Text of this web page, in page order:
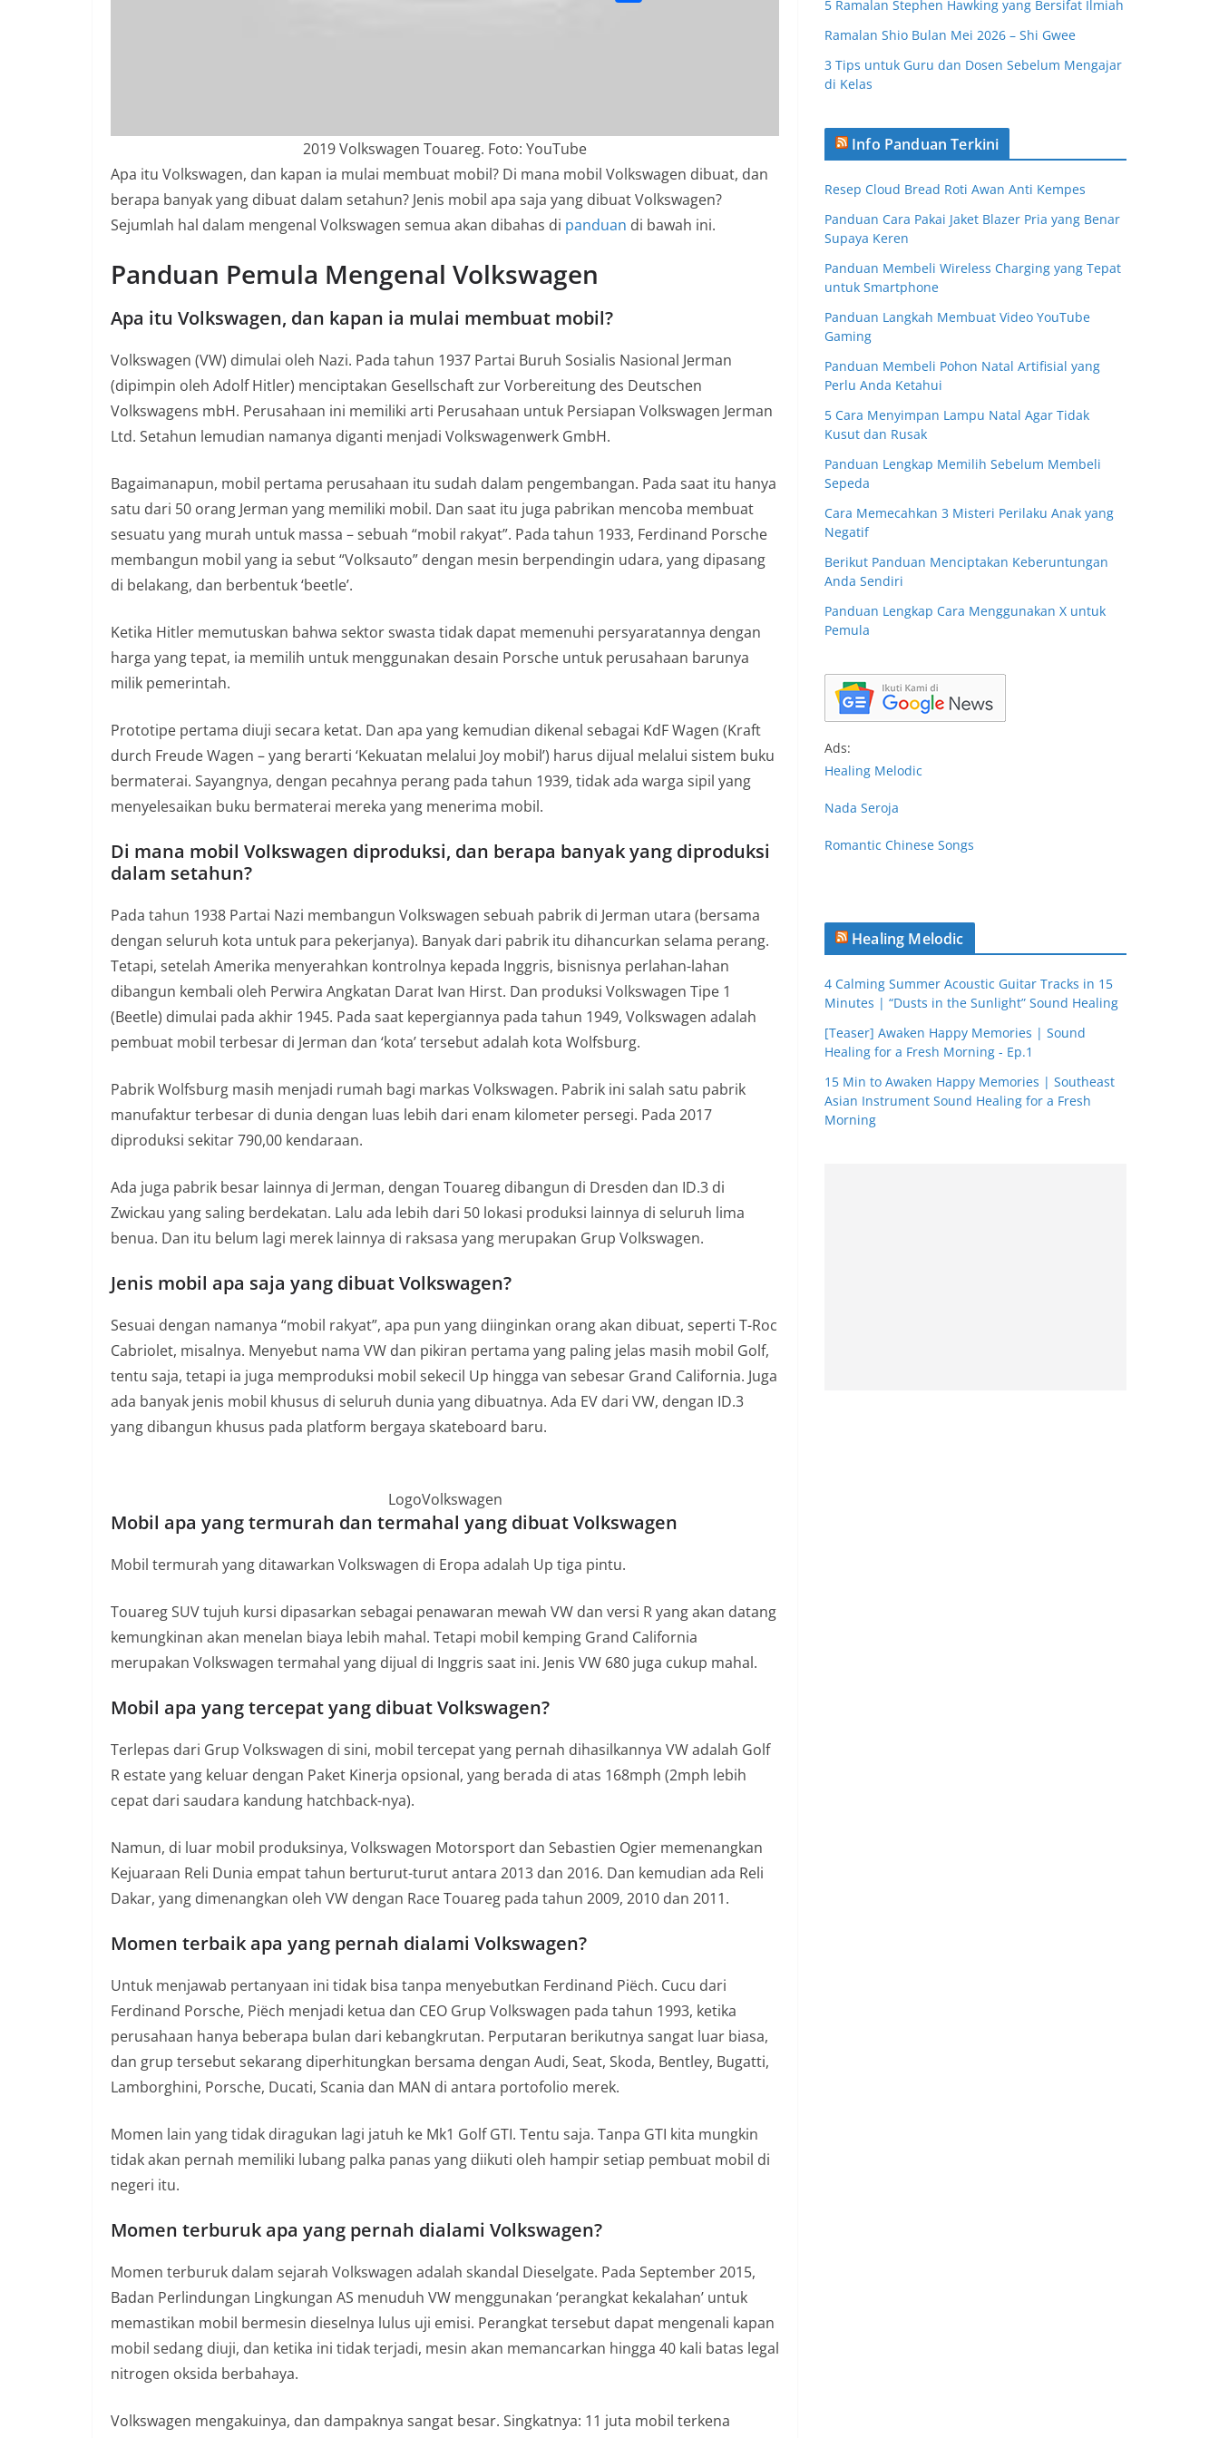
2019 Volkswagen Touareg. Foto: YouTube
Apa itu Volkswagen, dan kapan ia mulai membuat mobil? Di mana mobil Volkswagen dibuat, dan
berapa banyak yang dibuat dalam setahun? Jenis mobil apa saja yang dibuat Volkswagen?
Sejumlah hal dalam mengenal Volkswagen semua akan dibahas di panduan di bawah ini.
Panduan Pemula Mengenal Volkswagen
Apa itu Volkswagen, dan kapan ia mulai membuat mobil?
Volkswagen (VW) dimulai oleh Nazi. Pada tahun 1937 Partai Buruh Sosialis Nasional Jerman
(dipimpin oleh Adolf Hitler) menciptakan Gesellschaft zur Vorbereitung des Deutschen
Volkswagens mbH. Perusahaan ini memiliki arti Perusahaan untuk Persiapan Volkswagen Jerman
Ltd. Setahun lemudian namanya diganti menjadi Volkswagenwerk GmbH.
Bagaimanapun, mobil pertama perusahaan itu sudah dalam pengembangan. Pada saat itu hanya
satu dari 50 orang Jerman yang memiliki mobil. Dan saat itu juga pabrikan mencoba membuat
sesuatu yang murah untuk massa – sebuah “mobil rakyat”. Pada tahun 1933, Ferdinand Porsche
membangun mobil yang ia sebut “Volksauto” dengan mesin berpendingin udara, yang dipasang
di belakang, dan berbentuk ‘beetle’.
Ketika Hitler memutuskan bahwa sektor swasta tidak dapat memenuhi persyaratannya dengan
harga yang tepat, ia memilih untuk menggunakan desain Porsche untuk perusahaan barunya
milik pemerintah.
Prototipe pertama diuji secara ketat. Dan apa yang kemudian dikenal sebagai KdF Wagen (Kraft
durch Freude Wagen – yang berarti ‘Kekuatan melalui Joy mobil’) harus dijual melalui sistem buku
bermaterai. Sayangnya, dengan pecahnya perang pada tahun 1939, tidak ada warga sipil yang
menyelesaikan buku bermaterai mereka yang menerima mobil.
Di mana mobil Volkswagen diproduksi, dan berapa banyak yang diproduksi
dalam setahun?
Pada tahun 1938 Partai Nazi membangun Volkswagen sebuah pabrik di Jerman utara (bersama
dengan seluruh kota untuk para pekerjanya). Banyak dari pabrik itu dihancurkan selama perang.
Tetapi, setelah Amerika menyerahkan kontrolnya kepada Inggris, bisnisnya perlahan-lahan
dibangun kembali oleh Perwira Angkatan Darat Ivan Hirst. Dan produksi Volkswagen Tipe 1
(Beetle) dimulai pada akhir 1945. Pada saat kepergiannya pada tahun 1949, Volkswagen adalah
pembuat mobil terbesar di Jerman dan ‘kota’ tersebut adalah kota Wolfsburg.
Pabrik Wolfsburg masih menjadi rumah bagi markas Volkswagen. Pabrik ini salah satu pabrik
manufaktur terbesar di dunia dengan luas lebih dari enam kilometer persegi. Pada 2017
diproduksi sekitar 790,00 kendaraan.
Ada juga pabrik besar lainnya di Jerman, dengan Touareg dibangun di Dresden dan ID.3 di
Zwickau yang saling berdekatan. Lalu ada lebih dari 50 lokasi produksi lainnya di seluruh lima
benua. Dan itu belum lagi merek lainnya di raksasa yang merupakan Grup Volkswagen.
Jenis mobil apa saja yang dibuat Volkswagen?
Sesuai dengan namanya “mobil rakyat”, apa pun yang diinginkan orang akan dibuat, seperti T-Roc
Cabriolet, misalnya. Menyebut nama VW dan pikiran pertama yang paling jelas masih mobil Golf,
tentu saja, tetapi ia juga memproduksi mobil sekecil Up hingga van sebesar Grand California. Juga
ada banyak jenis mobil khusus di seluruh dunia yang dibuatnya. Ada EV dari VW, dengan ID.3
yang dibangun khusus pada platform bergaya skateboard baru.
LogoVolkswagen
Mobil apa yang termurah dan termahal yang dibuat Volkswagen
Mobil termurah yang ditawarkan Volkswagen di Eropa adalah Up tiga pintu.
Touareg SUV tujuh kursi dipasarkan sebagai penawaran mewah VW dan versi R yang akan datang
kemungkinan akan menelan biaya lebih mahal. Tetapi mobil kemping Grand California
merupakan Volkswagen termahal yang dijual di Inggris saat ini. Jenis VW 680 juga cukup mahal.
Mobil apa yang tercepat yang dibuat Volkswagen?
Terlepas dari Grup Volkswagen di sini, mobil tercepat yang pernah dihasilkannya VW adalah Golf
R estate yang keluar dengan Paket Kinerja opsional, yang berada di atas 168mph (2mph lebih
cepat dari saudara kandung hatchback-nya).
Namun, di luar mobil produksinya, Volkswagen Motorsport dan Sebastien Ogier memenangkan
Kejuaraan Reli Dunia empat tahun berturut-turut antara 2013 dan 2016. Dan kemudian ada Reli
Dakar, yang dimenangkan oleh VW dengan Race Touareg pada tahun 2009, 2010 dan 2011.
Momen terbaik apa yang pernah dialami Volkswagen?
Untuk menjawab pertanyaan ini tidak bisa tanpa menyebutkan Ferdinand Piëch. Cucu dari
Ferdinand Porsche, Piëch menjadi ketua dan CEO Grup Volkswagen pada tahun 1993, ketika
perusahaan hanya beberapa bulan dari kebangkrutan. Perputaran berikutnya sangat luar biasa,
dan grup tersebut sekarang diperhitungkan bersama dengan Audi, Seat, Skoda, Bentley, Bugatti,
Lamborghini, Porsche, Ducati, Scania dan MAN di antara portofolio merek.
Momen lain yang tidak diragukan lagi jatuh ke Mk1 Golf GTI. Tentu saja. Tanpa GTI kita mungkin
tidak akan pernah memiliki lubang palka panas yang diikuti oleh hampir setiap pembuat mobil di
negeri itu.
Momen terburuk apa yang pernah dialami Volkswagen?
Momen terburuk dalam sejarah Volkswagen adalah skandal Dieselgate. Pada September 2015,
Badan Perlindungan Lingkungan AS menuduh VW menggunakan ‘perangkat kekalahan’ untuk
memastikan mobil bermesin dieselnya lulus uji emisi. Perangkat tersebut dapat mengenali kapan
mobil sedang diuji, dan ketika ini tidak terjadi, mesin akan memancarkan hingga 40 kali batas legal
nitrogen oksida berbahaya.
Volkswagen mengakuinya, dan dampaknya sangat besar. Singkatnya: 11 juta mobil terkena
5 Ramalan Stephen Hawking yang Bersifat Ilmiah
Ramalan Shio Bulan Mei 2026 – Shi Gwee
3 Tips untuk Guru dan Dosen Sebelum Mengajar
di Kelas
Info Panduan Terkini
Resep Cloud Bread Roti Awan Anti Kempes
Panduan Cara Pakai Jaket Blazer Pria yang Benar
Supaya Keren
Panduan Membeli Wireless Charging yang Tepat
untuk Smartphone
Panduan Langkah Membuat Video YouTube
Gaming
Panduan Membeli Pohon Natal Artifisial yang
Perlu Anda Ketahui
5 Cara Menyimpan Lampu Natal Agar Tidak
Kusut dan Rusak
Panduan Lengkap Memilih Sebelum Membeli
Sepeda
Cara Memecahkan 3 Misteri Perilaku Anak yang
Negatif
Berikut Panduan Menciptakan Keberuntungan
Anda Sendiri
Panduan Lengkap Cara Menggunakan X untuk
Pemula
Ads:
Healing Melodic
Nada Seroja
Romantic Chinese Songs
Healing Melodic
4 Calming Summer Acoustic Guitar Tracks in 15
Minutes | “Dusts in the Sunlight” Sound Healing
[Teaser] Awaken Happy Memories | Sound
Healing for a Fresh Morning - Ep.1
15 Min to Awaken Happy Memories | Southeast
Asian Instrument Sound Healing for a Fresh
Morning
o
m
o
k